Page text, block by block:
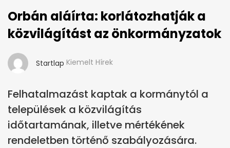
Orbán aláírta: korlátozhatják a
közvilágítást az önkormányzatok
Startlap Kiemelt Hírek
Felhatalmazást kaptak a kormánytól a
települések a közvilágítás
időtartamának, illetve mértékének
rendeletben történő szabályozására.